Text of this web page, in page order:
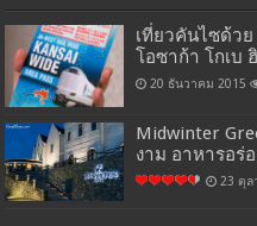
เที่ยวคันไซด้วย
โอซาก้า โกเบ
20 ธันวาคม 2015
Midwinter
งาม อาหารอร่
23 ตุล